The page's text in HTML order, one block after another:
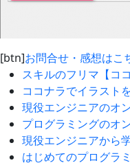
[btn]お問合せ・感想はこ
スキルのフリマ【コ
ココナラでイラスト
現役エンジニアのオ
プログラミングのオ
現役エンジニアから
はじめてのプログラ